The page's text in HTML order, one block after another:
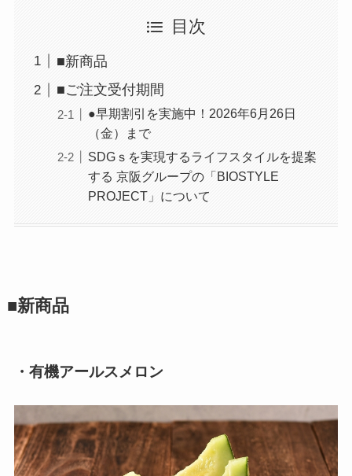
目次
■新商品
■ご注文受付期間
●早期割引を実施中！2026年6月26日
（金）まで
SDGｓを実現するライフスタイルを提案
する 京阪グループの「BIOSTYLE
PROJECT」について
■新商品
・有機アールスメロン